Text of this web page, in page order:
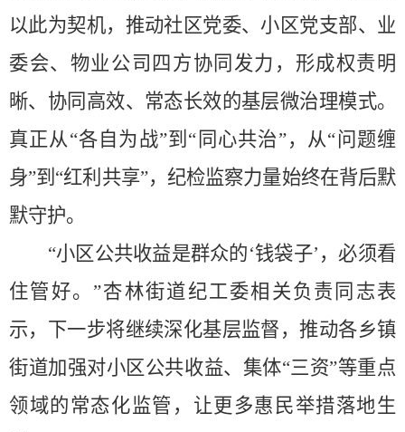
以此为契机，推动社区党委、小区党支部、业
委会、物业公司四方协同发力，形成权责明
晰、协同高效、常态长效的基层微治理模式。
真正从“各自为战”到“同心共治”，从“问题缠
身”到“红利共享”，纪检监察力量始终在背后默
默守护。
“小区公共收益是群众的‘钱袋子’，必须看
住管好。”杏林街道纪工委相关负责同志表
示，下一步将继续深化基层监督，推动各乡镇
街道加强对小区公共收益、集体“三资”等重点
领域的常态化监管，让更多惠民举措落地生